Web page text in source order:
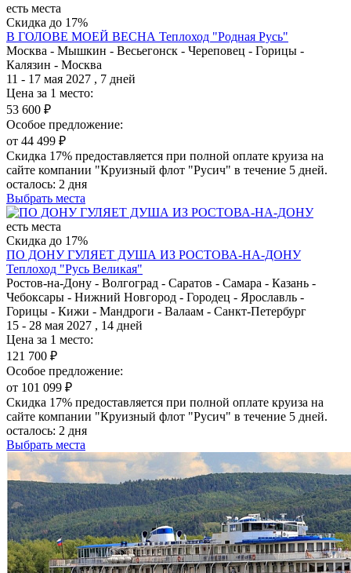
есть места
Скидка до 17%
В ГОЛОВЕ МОЕЙ ВЕСНА Теплоход "Родная Русь"
Москва - Мышкин - Весьегонск - Череповец - Горицы -
Калязин - Москва
11 - 17 мая 2027 , 7 дней
Цена за 1 место:
53 600 ₽
Особое предложение:
от 44 499 ₽
Скидка 17% предоставляется при полной оплате круиза на
сайте компании "Круизный флот "Русич" в течение 5 дней.
осталось: 2 дня
Выбрать места
есть места
Скидка до 17%
ПО ДОНУ ГУЛЯЕТ ДУША ИЗ РОСТОВА-НА-ДОНУ
Теплоход "Русь Великая"
Ростов-на-Дону - Волгоград - Саратов - Самара - Казань -
Чебоксары - Нижний Новгород - Городец - Ярославль -
Горицы - Кижи - Мандроги - Валаам - Санкт-Петербург
15 - 28 мая 2027 , 14 дней
Цена за 1 место:
121 700 ₽
Особое предложение:
от 101 099 ₽
Скидка 17% предоставляется при полной оплате круиза на
сайте компании "Круизный флот "Русич" в течение 5 дней.
осталось: 2 дня
Выбрать места